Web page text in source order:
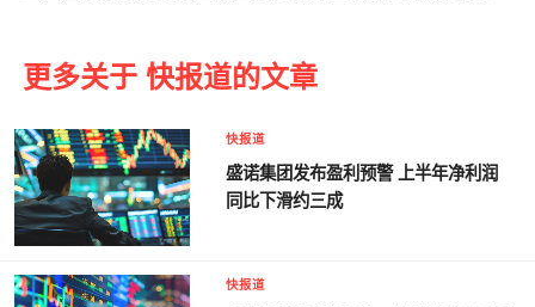
更多关于 快报道的文章
快报道
盛诺集团发布盈利预警 上半年净利润
同比下滑约三成
快报道